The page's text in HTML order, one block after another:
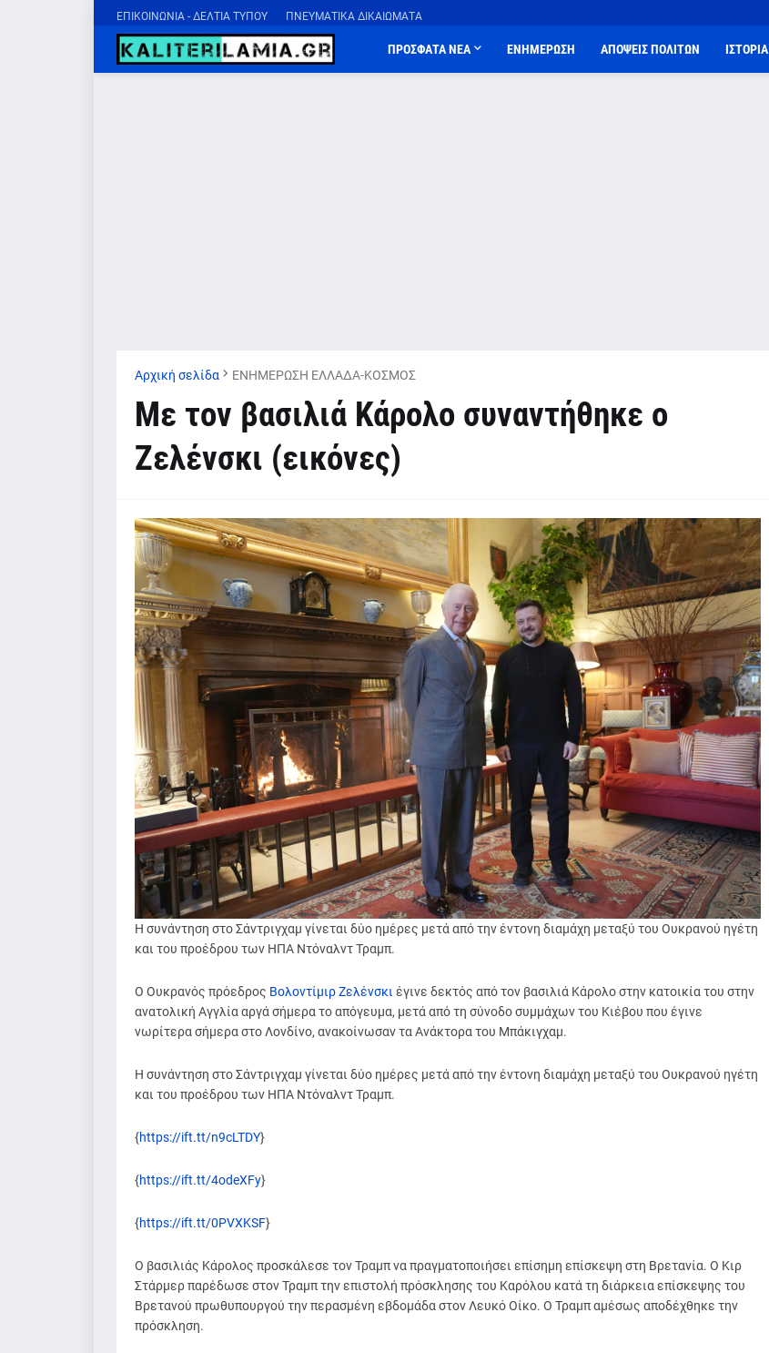
ΕΠΙΚΟΙΝΩΝΙΑ - ΔΕΛΤΙΑ ΤΥΠΟΥ ΠΝΕΥΜΑΤΙΚΑ ΔΙΚΑΙΩΜΑΤΑ
ΠΡΟΣΦΑΤΑ ΝΕΑ ΕΝΗΜΕΡΩΣΗ ΑΠΟΨΕΙΣ ΠΟΛΙΤΩΝ ΙΣΤΟΡΙΑ
Αρχική σελίδα ΕΝΗΜΕΡΩΣΗ ΕΛΛΑΔΑ-ΚΟΣΜΟΣ
Με τον βασιλιά Κάρολο συναντήθηκε ο
Ζελένσκι (εικόνες)
Η συνάντηση στο Σάντριγχαμ γίνεται δύο ημέρες μετά από την έντονη διαμάχη μεταξύ του Ουκρανού ηγέτη
και του προέδρου των ΗΠΑ Ντόναλντ Τραμπ.
Ο Ουκρανός πρόεδρος Βολοντίμιρ Ζελένσκι έγινε δεκτός από τον βασιλιά Κάρολο στην κατοικία του στην
ανατολική Αγγλία αργά σήμερα το απόγευμα, μετά από τη σύνοδο συμμάχων του Κιέβου που έγινε
νωρίτερα σήμερα στο Λονδίνο, ανακοίνωσαν τα Ανάκτορα του Μπάκιγχαμ.
Η συνάντηση στο Σάντριγχαμ γίνεται δύο ημέρες μετά από την έντονη διαμάχη μεταξύ του Ουκρανού ηγέτη
και του προέδρου των ΗΠΑ Ντόναλντ Τραμπ.
{https://ift.tt/n9cLTDY}
{https://ift.tt/4odeXFy}
{https://ift.tt/0PVXKSF}
Ο βασιλιάς Κάρολος προσκάλεσε τον Τραμπ να πραγματοποιήσει επίσημη επίσκεψη στη Βρετανία. Ο Κιρ
Στάρμερ παρέδωσε στον Τραμπ την επιστολή πρόσκλησης του Καρόλου κατά τη διάρκεια επίσκεψης του
Βρετανού πρωθυπουργού την περασμένη εβδομάδα στον Λευκό Οίκο. Ο Τραμπ αμέσως αποδέχθηκε την
πρόσκληση.